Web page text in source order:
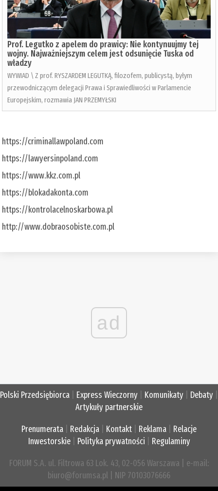
Prof. Legutko z apelem do prawicy: Nie kontynuujmy tej
wojny. Najważniejszym celem jest odsunięcie Tuska od
władzy
WYWIAD \ Z prof. RYSZARDEM LEGUTKĄ, filozofem, publicystą, byłym
przewodniczącym delegacji Prawa i Sprawiedliwości w Parlamencie
Europejskim, rozmawia JAN PRZEMYŁSKI
https://criminallawpoland.com
https://lawyersinpoland.com
https://www.kkz.com.pl
https://blokadakonta.com
https://kontrolacelnoskarbowa.pl
http://www.dobraosobiste.com.pl
ad
Polski Przedsiębiorca Express Wieczorny Komunikaty Debaty
Artykuły partnerskie
Prenumerata Redakcja Kontakt Reklama
Relacje
Inwestorskie| Polityka prywatności Regulaminy
FORUM S.A. ul. Filtrowa 63 Lok. 43, 02-056 Warszawa | e-mail:
biuro@forumsa.pl | NIP 70103076666